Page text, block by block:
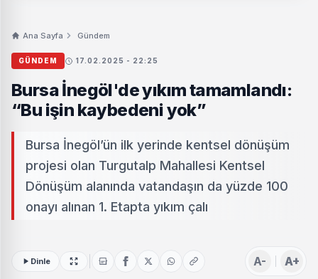
Ana Sayfa Gündem
GÜNDEM 17.02.2025 - 22:25
Bursa İnegöl'de yıkım tamamlandı:
“Bu işin kaybedeni yok”
Bursa İnegöl’ün ilk yerinde kentsel dönüşüm
projesi olan Turgutalp Mahallesi Kentsel
Dönüşüm alanında vatandaşın da yüzde 100
onayı alınan 1. Etapta yıkım çalı
Dinle A- A+